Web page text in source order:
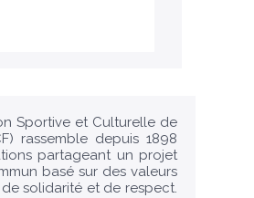
Sportive et Culturelle de
rassemble depuis 1898
partageant un projet
basé sur des valeurs
de solidarité et de respect.